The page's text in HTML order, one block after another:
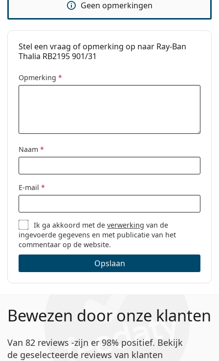
Geen opmerkingen
Stel een vraag of opmerking op naar Ray-Ban
Thalia RB2195 901/31
Opmerking *
Naam *
E-mail *
Ik ga akkoord met deverwerking van de
ingevoerde gegevens en met publicatie van het
commentaar op de website.
Opslaan
Bewezen door onze klanten
Van 82 reviews -zijn er 98% positief. Bekijk
de geselecteerde reviews van klanten